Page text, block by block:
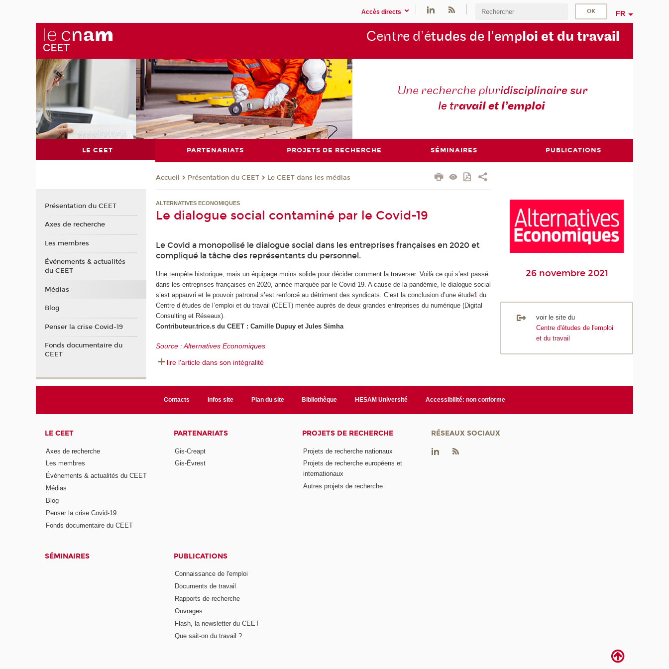
Accès directs FR
Centre d’études de l’emploi et du travail
Une recherche pluridisciplinaire sur
le travail et l’emploi
LE CEET PARTENARIATS PROJETS DE RECHERCHE SÉMINAIRES PUBLICATIONS
Accueil Présentation du CEET Le CEET dans les médias
ALTERNATIVES ECONOMIQUES
Le dialogue social contaminé par le Covid-19
Le Covid a monopolisé le dialogue social dans les entreprises françaises en 2020 et
compliqué la tâche des représentants du personnel.
Une tempête historique, mais un équipage moins solide pour décider comment la traverser. Voilà ce qui s’est passé
dans les entreprises françaises en 2020, année marquée par le Covid-19. A cause de la pandémie, le dialogue social
s’est appauvri et le pouvoir patronal s’est renforcé au détriment des syndicats. C’est la conclusion d’une étude1 du
Centre d’études de l’emploi et du travail (CEET) menée auprès de deux grandes entreprises du numérique (Digital
Consulting et Réseaux).
Contributeur.trice.s du CEET : Camille Dupuy et Jules Simha
Source : Alternatives Economiques
lire l'article dans son intégralité
26 novembre 2021
voir le site du
Centre d'études de l'emploi
et du travail
Présentation du CEET
Axes de recherche
Les membres
Événements & actualités
du CEET
Médias
Blog
Penser la crise Covid-19
Fonds documentaire du
CEET
Contacts Infos site Plan du site Bibliothèque HESAM Université Accessibilité: non conforme
LE CEET
Axes de recherche
Les membres
Événements & actualités du CEET
Médias
Blog
Penser la crise Covid-19
Fonds documentaire du CEET
PARTENARIATS
Gis-Creapt
Gis-Évrest
PROJETS DE RECHERCHE
Projets de recherche nationaux
Projets de recherche européens et
internationaux
Autres projets de recherche
SÉMINAIRES PUBLICATIONS
Connaissance de l'emploi
Documents de travail
Rapports de recherche
Ouvrages
Flash, la newsletter du CEET
Que sait-on du travail ?
RÉSEAUX SOCIAUX